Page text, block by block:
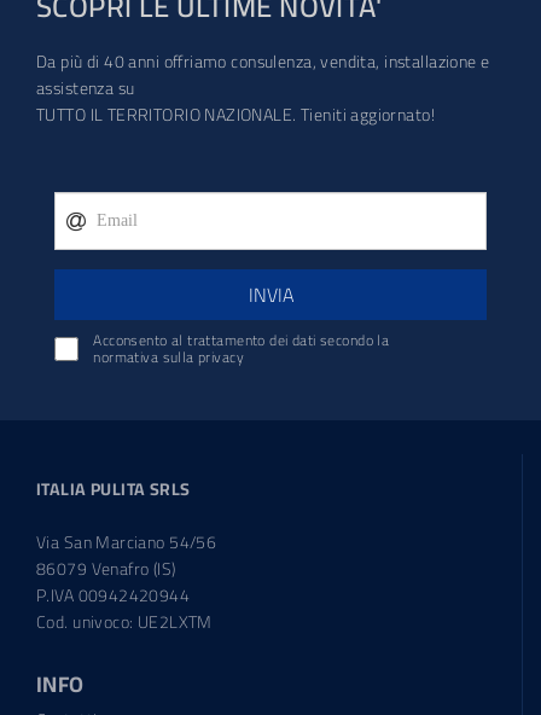
Da più di 40 anni offriamo consulenza, vendita, installazione e
assistenza su
TUTTO IL TERRITORIO NAZIONALE. Tieniti aggiornato!
INVIA
Acconsento al trattamento dei dati secondo la
normativa sulla privacy
ITALIA PULITA SRLS
Via San Marciano 54/56
86079 Venafro (IS)
P.IVA 00942420944
Cod. univoco: UE2LXTM
INFO